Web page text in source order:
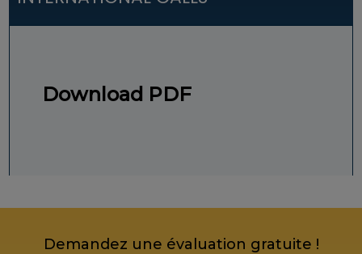
Download PDF
Demandez une évaluation gratuite !